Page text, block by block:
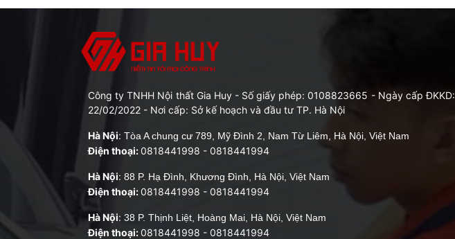
Công ty TNHH Nội thất Gia Huy - Số giấy phép: 0108823665 - Ngày cấp ĐKKD:
22/02/2022 - Nơi cấp: Sở kế hoạch và đầu tư TP. Hà Nội
Hà Nội: Tòa A chung cư 789, Mỹ Đình 2, Nam Từ Liêm, Hà Nội, Việt Nam
Điện thoại:0818441998 - 0818441994
Hà Nội: 88 P. Hạ Đình, Khương Đình, Hà Nội, Việt Nam
Điện thoại:0818441998 - 0818441994
Hà Nội: 38 P. Thịnh Liệt, Hoàng Mai, Hà Nội, Việt Nam
Điện thoại:0818441998 - 0818441994